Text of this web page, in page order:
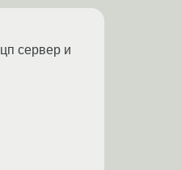
сервер и